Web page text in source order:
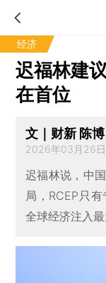
经济
迟福林建
在首位
文｜财新 陈博
2026年03月26
迟福林说，中
局，RCEP只
全球经济注入